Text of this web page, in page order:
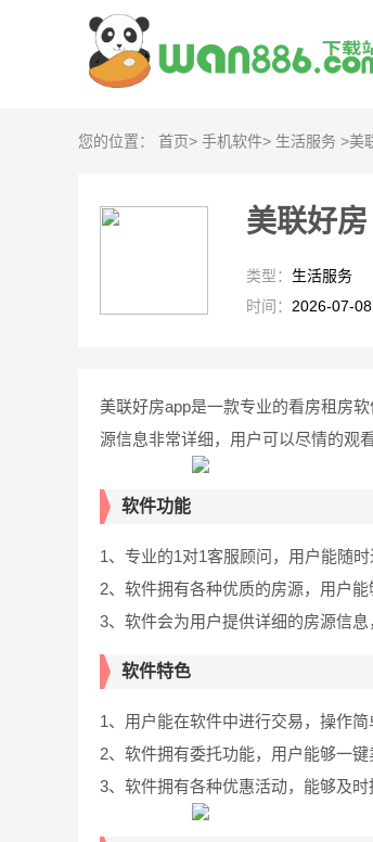
您的位置： 首页> 手机软件> 生活服务 >美
美联好房
类型： 生活服务
时间： 2026-07-
美联好房app是一款专业的看房租房
源信息非常详细，用户可以尽情的观
软件功能
1、专业的1对1客服顾问，用户能随
2、软件拥有各种优质的房源，用户
3、软件会为用户提供详细的房源信息
软件特色
1、用户能在软件中进行交易，操作简
2、软件拥有委托功能，用户能够一
3、软件拥有各种优惠活动，能够及